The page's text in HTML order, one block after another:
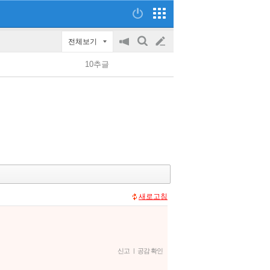
전체보기
공
on/off
검
글
쓰
10추글
새로고침
신고 | 공감 확인